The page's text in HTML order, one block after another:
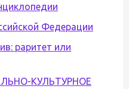
Федерации
раритет или
КУЛЬТУРНОЕ